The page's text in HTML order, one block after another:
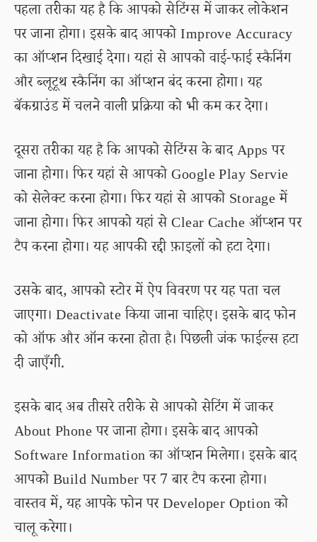
पहला तरीका यह है कि आपको सेटिंग्स में जाकर लोकेशन
पर जाना होगा। इसके बाद आपको Improve Accuracy
का ऑप्शन दिखाई देगा। यहां से आपको वाई-फाई स्कैनिंग
और ब्लूटूथ स्कैनिंग का ऑप्शन बंद करना होगा। यह
बॅकग्राउंड में चलने वाली प्रक्रिया को भी कम कर देगा।
दूसरा तरीका यह है कि आपको सेटिंग्स के बाद Apps पर
जाना होगा। फिर यहां से आपको Google Play Servie
को सेलेक्ट करना होगा। फिर यहां से आपको Storage में
जाना होगा। फिर आपको यहां से Clear Cache ऑप्शन पर
टैप करना होगा। यह आपकी रद्दी फ़ाइलों को हटा देगा।
उसके बाद, आपको स्टोर में ऐप विवरण पर यह पता चल
जाएगा। Deactivate किया जाना चाहिए। इसके बाद फोन
को ऑफ और ऑन करना होता है। पिछली जंक फाईल्स हटा
दी जाएँगी.
इसके बाद अब तीसरे तरीके से आपको सेटिंग में जाकर
About Phone पर जाना होगा। इसके बाद आपको
Software Information का ऑप्शन मिलेगा। इसके बाद
आपको Build Number पर 7 बार टैप करना होगा।
वास्तव में, यह आपके फोन पर Developer Option को
चालू करेगा।